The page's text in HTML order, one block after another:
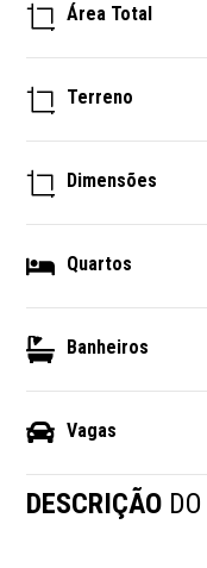
Área Total
Terreno
Dimensões
Quartos
Banheiros
Vagas
DESCRIÇÃO